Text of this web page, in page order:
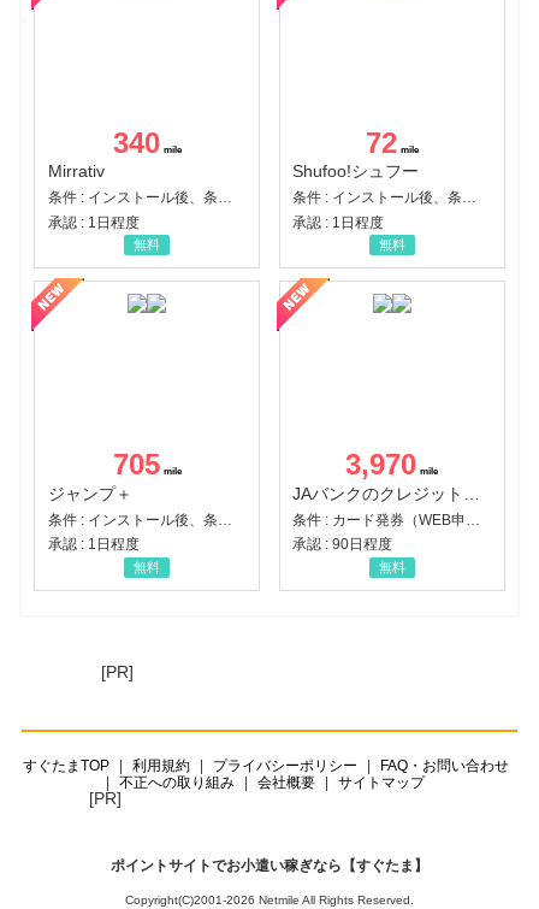
340
Mirrativ
条件 : インストール後、条件達成
承認 : 1日程度
無料
72
Shufoo!シュフー
条件 : インストール後、条件達成
承認 : 1日程度
無料
705
ジャンプ＋
承認 : 1日程度
無料
3,970
承認 : 90日程度
無料
[PR]
すぐたまTOP 利用規約 プライバシーポリシー
FAQ・お問い合わせ
不正への取り組み
会社概要 サイトマップ
[PR]
ポイントサイトでお小遣い稼ぎなら【すぐたま】
Copyright(C)2001-2026 Netmile All Rights Reserved.